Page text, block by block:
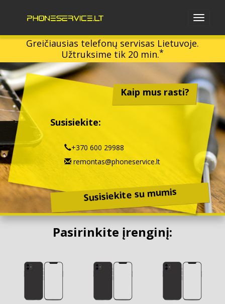
Greičiausias telefonų servisas Lietuvoje.
Užtruksime tik 20 min.*
Kaip mus rasti?
Susisiekite:
+370 600 29988
remontas@phoneservice.lt
Susisiekite su mumis
Pasirinkite įrenginį: